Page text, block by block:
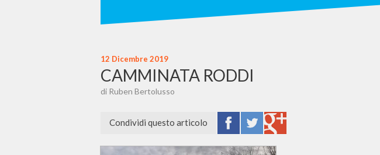
12 Dicembre 2019
CAMMINATA RODDI
di Ruben Bertolusso
Condividi questo articolo